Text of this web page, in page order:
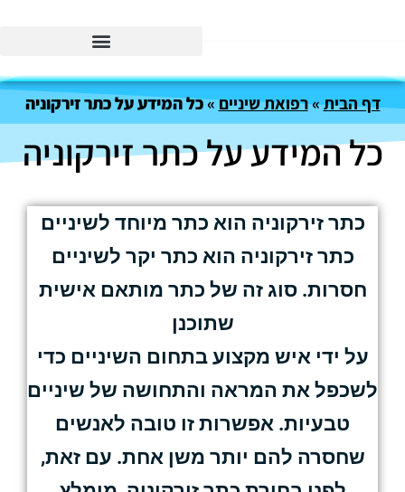
דף הבית»רפואת שיניים»כל המידע על כתר זירקוניה
כל המידע על כתר זירקוניה
כתר זירקוניה הוא כתר מיוחד לשיניים
כתר זירקוניה הוא כתר יקר לשיניים
חסרות. סוג זה של כתר מותאם אישית
שתוכנן
על ידי איש מקצוע בתחום השיניים כדי
לשכפל את המראה והתחושה של שיניים
טבעיות. אפשרות זו טובה לאנשים
שחסרה להם יותר משן אחת. עם זאת,